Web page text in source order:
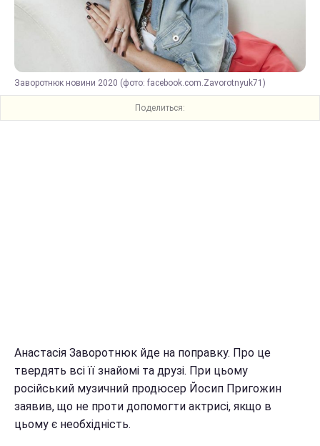
Заворотнюк новини 2020 (фото: facebook.com.Zavorotnyuk71)
Поделиться:
Анастасія Заворотнюк йде на поправку. Про це
твердять всі її знайомі та друзі. При цьому
російський музичний продюсер Йосип Пригожин
заявив, що не проти допомогти актрисі, якщо в
цьому є необхідність.